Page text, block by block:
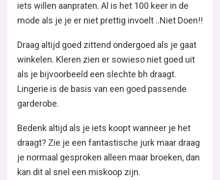
iets willen aanpraten. Al is het 100 keer in de
mode als je je er niet prettig invoelt ..Niet Doen!!
Draag altijd goed zittend ondergoed als je gaat
winkelen. Kleren zien er sowieso niet goed uit
als je bijvoorbeeld een slechte bh draagt.
Lingerie is de basis van een goed passende
garderobe.
Bedenk altijd als je iets koopt wanneer je het
draagt? Zie je een fantastische jurk maar draag
je normaal gesproken alleen maar broeken, dan
kan dit al snel een miskoop zijn.